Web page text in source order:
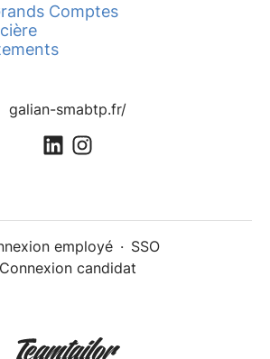
Comptes
galian-smabtp.fr/
employé · SSO
Connexion candidat